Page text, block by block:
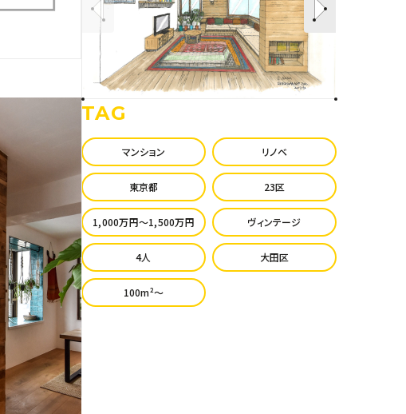
TAG
マンション リノベ
東京都 23区
1,000万円〜1,500万円 ヴィンテージ
4人 大田区
100m²〜